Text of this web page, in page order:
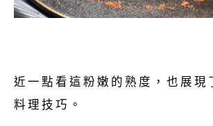
近一點看這粉嫩的熟度，也展現
料理技巧。